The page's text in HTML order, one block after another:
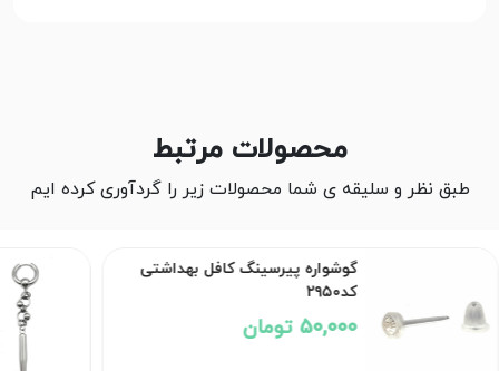
محصولات مرتبط
طبق نظر و سلیقه ی شما محصولات زیر را گردآوری کرده ایم
گوشواره پیرسینگ کافل بهداشتی
کد۲۹۵۰
50,000 تومان